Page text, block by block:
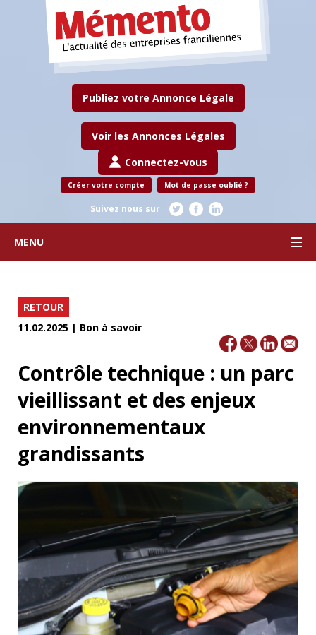
Publiez votre Annonce Légale
Voir les Annonces Légales
Connectez-vous
Créer votre compte Mot de passe oublié ?
Suivez nous sur
MENU
RETOUR
11.02.2025 | Bon à savoir
Contrôle technique : un parc
vieillissant et des enjeux
environnementaux
grandissants